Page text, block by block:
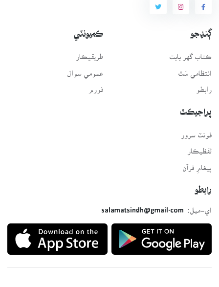
ڳنڍجو
ڪتاب گهر بابت
انتظامي سَٿ
رابطو
ڪميونٽي
طريقيڪار
عمومي سوال
فورم
پراجيڪٽ
لفظيڪار
پيغامِ قرآن
رابطو
اي-ميل:
salamatsindh@gmail.com